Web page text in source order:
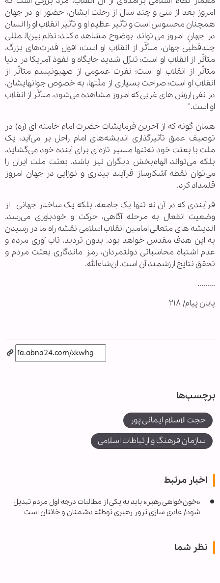
امروز بعد از سی و چند سال از رحلت ایشان، حضور او در جهان
همچنان محسوس است و تأثیر عظیم او و تأثیر انقلاب او را انسان
در جهانِ امروز می‌تواند بوضوح مشاهده کند: نظم بین‌المللی
چندقطبی جهان، متأثّر از انقلاب او است؛ افول قدرت‌های بزرگ،
متأثّر از انقلاب او است؛ تنزّل شدید جایگاه و نفوذ آمریکا در دنیا
متأثّر از انقلاب او است؛ نفرت عمومی از صهیونیسم متأثّر از
انقلاب او است؛ صراحت بسیاری از ملّتها، به خصوص جوانهایشان،
در نفی ارزش های غربی که امروز مشاهده می‌شود، متأثّر از انقلاب
او است."
همان گونه که از آخرین فرمایشات حضرت امام خامنه ای (ره) در
توصیف عمق تأثیرگذاری اندیشه‌های امام راحل بر می‌آید، یک
ملت با بعثت خود نه‌تنها مسیر تازه‌ای برای آینده خود می‌گشاید،
بلکه می‌تواند الهام‌بخش دیگران نیز باشد. بعثت ملت ایران را
می‌توان نقطه آشکارساز فرآیند بیداری و نوزایی در جهان امروز
قلمداد کرد.
فرآیندی که در آن نه تنها یک جامعه، بلکه یک ساختار جهانی از
وضعیت انفعال به مرحله آگاهی، حرکت و خودباوری می‌رسد.
اندیشه های متعالی امامین انقلاب اسلامی نقشه راه ما در رسیدن
به این هدف مقدس خواهد بود. بدون تردید، تاب آوری مردم و
عدم اشتباه محاسباتی دولتمردان، رمز ماندگاری بعثت مردم و
تحقق نتایج ارزشمند آن است. ان‌شاءالله.
.........
پایان پیام/ ۲۱۸
برچسب‌ها
حجت الاسلام ایمانی پور
سازمان فرهنگ و ارتباطات اسلامی
اخبار مرتبط
«خون‌خواهی رهبر» باید به یکی از مطالبات درجه اول مردم تبدیل
شود/ عادی سازی ترور رهبری توطئه دشمنان و خائنان است
نظر شما